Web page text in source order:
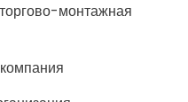
монтажная